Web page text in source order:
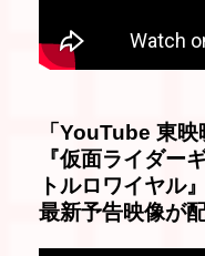
「YouTube 東映
『仮面ライダー
トルロワイヤル
最新予告映像が配